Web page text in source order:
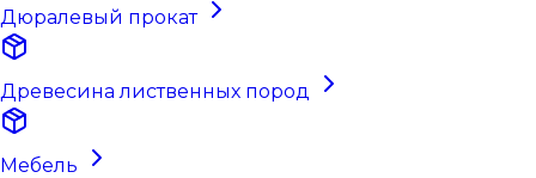
Дюралевый прокат
Древесина лиственных пород
Мебель